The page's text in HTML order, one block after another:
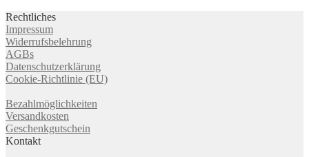
Rechtliches
Impressum
Widerrufsbelehrung
AGBs
Datenschutzerklärung
Cookie-Richtlinie (EU)
Bezahlmöglichkeiten
Versandkosten
Geschenkgutschein
Kontakt